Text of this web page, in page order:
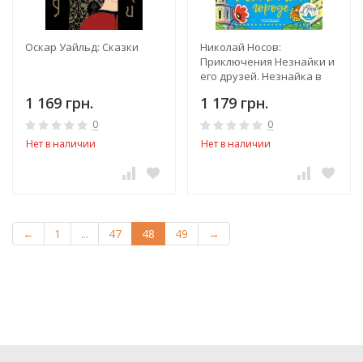
Оскар Уайльд: Сказки
1 169 грн.
0
Нет в наличии
Николай Носов:
Приключения Незнайки и
его друзей. Незнайка в
1 179 грн.
0
Нет в наличии
← 1 ... 47 48 49 →